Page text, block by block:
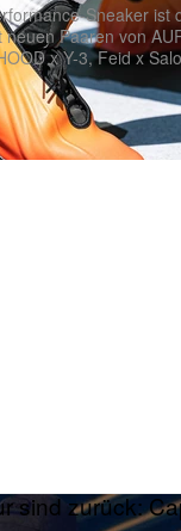
Sneaker ist
Paaren von
x Y-3, Feid x
sind zurück: